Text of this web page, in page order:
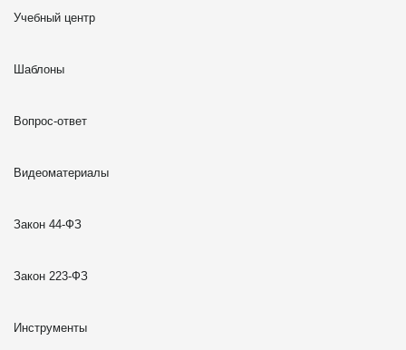
Учебный центр
Шаблоны
Вопрос-ответ
Видеоматериалы
Закон 44-ФЗ
Закон 223-ФЗ
Инструменты